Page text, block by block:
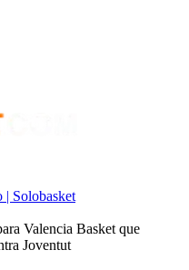
| Solobasket
Valencia Basket que
Joventut